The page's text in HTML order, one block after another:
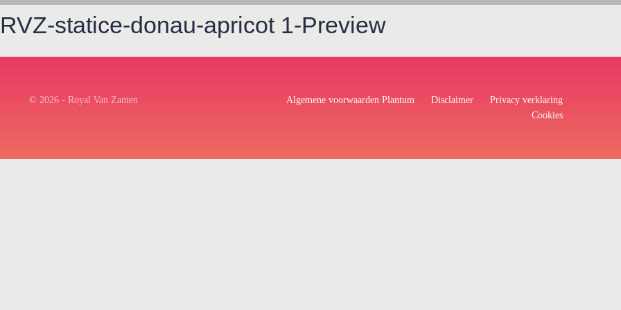
RVZ-statice-donau-apricot 1-Preview
© 2026 - Royal Van Zanten Algemene voorwaarden Plantum Disclaimer
Privacy verklaring
Cookies